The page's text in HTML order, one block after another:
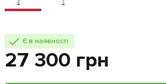
Є в наявності
27 300 грн